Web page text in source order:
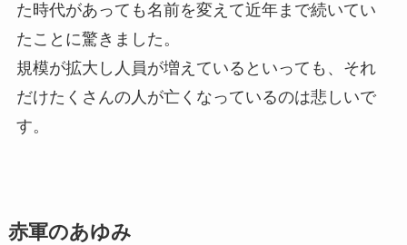
た時代があっても名前を変えて近年まで続いてい
たことに驚きました。
規模が拡大し人員が増えているといっても、それ
だけたくさんの人が亡くなっているのは悲しいで
す。
赤軍のあゆみ